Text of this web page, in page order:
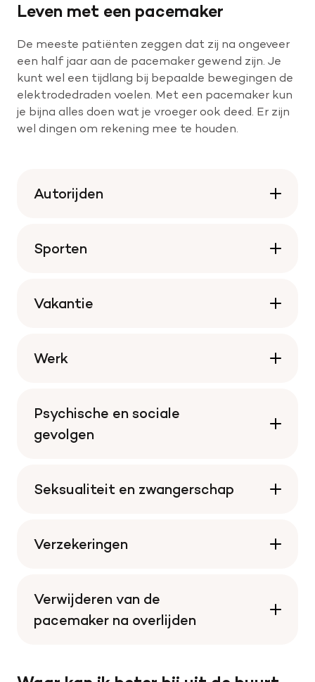
Leven met een pacemaker
De meeste patiënten zeggen dat zij na ongeveer
een half jaar aan de pacemaker gewend zijn. Je
kunt wel een tijdlang bij bepaalde bewegingen de
elektrodedraden voelen. Met een pacemaker kun
je bijna alles doen wat je vroeger ook deed. Er zijn
wel dingen om rekening mee te houden.
Autorijden
Sporten
Vakantie
Werk
Psychische en sociale
gevolgen
Seksualiteit en zwangerschap
Verzekeringen
Verwijderen van de
pacemaker na overlijden